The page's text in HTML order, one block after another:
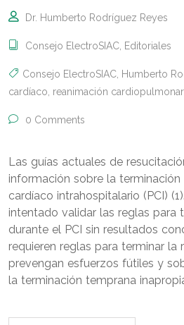
Dr. Humberto Rodríguez Reyes
Consejo ElectroSIAC, Editoriales
Consejo ElectroSIAC, Humberto
cardíaco, reanimación cardiopulmonar
0 Comments
Las guías actuales de
información sobre la terminación
cardíaco intrahospitalario (PCI)
intentado validar las reglas para
durante el PCI sin resultados
requieren reglas para terminar la
prevengan esfuerzos fútiles y
la terminación temprana